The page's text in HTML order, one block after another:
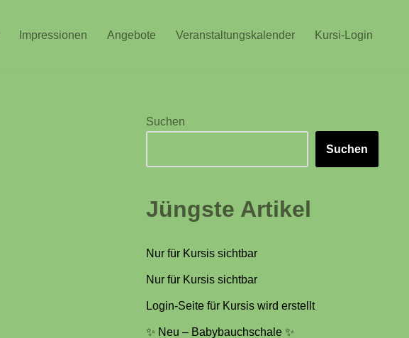
Impressionen Angebote Veranstaltungskalender Kursi-Login
Suchen
Suchen
Jüngste Artikel
Nur für Kursis sichtbar
Nur für Kursis sichtbar
Login-Seite für Kursis wird erstellt
✨ Neu – Babybauchschale ✨